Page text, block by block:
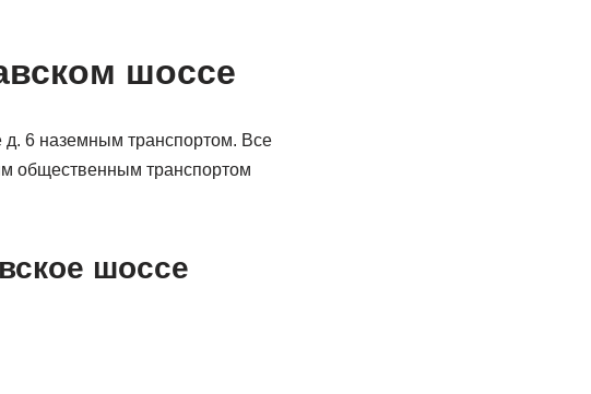
шоссе
6 наземным транспортом. Все
общественным транспортом
шоссе